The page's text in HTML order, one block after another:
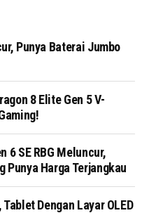
Punya Baterai Jumbo
8 Elite Gen 5 V-
6 SE RBG Meluncur,
Punya Harga Terjangkau
Dengan Layar OLED